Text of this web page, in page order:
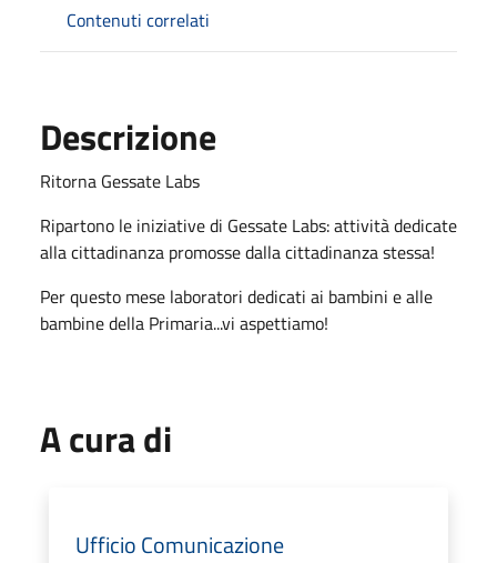
Contenuti correlati
Descrizione
Ritorna Gessate Labs
Ripartono le iniziative di Gessate Labs: attività dedicate
alla cittadinanza promosse dalla cittadinanza stessa!
Per questo mese laboratori dedicati ai bambini e alle
bambine della Primaria...vi aspettiamo!
A cura di
Ufficio Comunicazione